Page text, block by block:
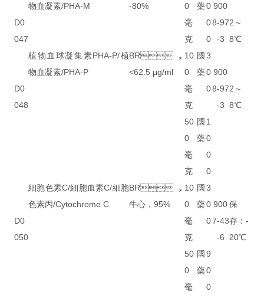
D0
047
物血凝素/PHA-M
-80%
0
毫
克
藥0
0
0
900
8-97
-3
2～
8℃
D0
048
植物血球凝集素PHA-P/植
物血凝素/PHA-P
BR，
<62.5 μg/ml
10
0
毫
克
國
藥
3
0
0
900
8-97
-3
2～
8℃
50
0
毫
克
國
藥
1
0
0
0
D0
050
細胞色素C/細胞血素C/細胞
色素丙/Cytochrome C
BR，
牛心，95%
10
0
毫
克
國
藥
3
0
0
900
7-43
-6
保
存：-
20℃
50
0
毫
國
藥
9
0
0